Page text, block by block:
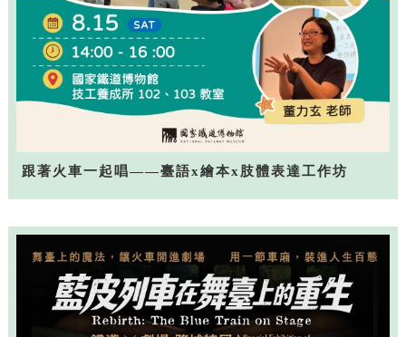
跟著火車一起唱——臺語x繪本x肢體表達工作坊